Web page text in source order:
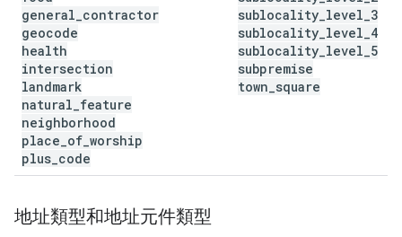
general contractor
geocode
health
intersection
landmark
natural feature
neighborhood
place of worship
plus code
sublocality level 3
sublocality level 4
sublocality level 5
subpremise
town square
地址類型和地址元件類型